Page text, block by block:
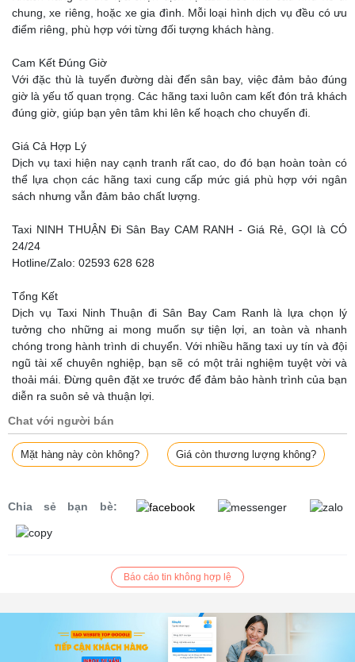
chung, xe riêng, hoặc xe gia đình. Mỗi loại hình dịch vụ đều có ưu
điểm riêng, phù hợp với từng đối tượng khách hàng.
Cam Kết Đúng Giờ
Với đặc thù là tuyến đường dài đến sân bay, việc đảm bảo đúng
giờ là yếu tố quan trọng. Các hãng taxi luôn cam kết đón trả khách
đúng giờ, giúp bạn yên tâm khi lên kế hoạch cho chuyến đi.
Giá Cả Hợp Lý
Dịch vụ taxi hiện nay cạnh tranh rất cao, do đó bạn hoàn toàn có
thể lựa chọn các hãng taxi cung cấp mức giá phù hợp với ngân
sách nhưng vẫn đảm bảo chất lượng.
Taxi NINH THUẬN Đi Sân Bay CAM RANH - Giá Rẻ, GỌI là CÓ
24/24
Hotline/Zalo: 02593 628 628
Tổng Kết
Dịch vụ Taxi Ninh Thuận đi Sân Bay Cam Ranh là lựa chọn lý
tưởng cho những ai mong muốn sự tiện lợi, an toàn và nhanh
chóng trong hành trình di chuyển. Với nhiều hãng taxi uy tín và đội
ngũ tài xế chuyên nghiệp, bạn sẽ có một trải nghiệm tuyệt vời và
thoải mái. Đừng quên đặt xe trước để đảm bảo hành trình của bạn
diễn ra suôn sẻ và thuận lợi.
Chat với người bán
Mặt hàng này còn không? Giá còn thương lượng không?
Chia sẻ bạn bè:
Báo cáo tin không hợp lệ